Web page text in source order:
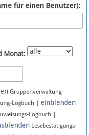
für einen Benutzer):
Monat:
Gruppenverwaltung-
Logbuch | einblenden
Logbuch |
Lesebestätigungs-